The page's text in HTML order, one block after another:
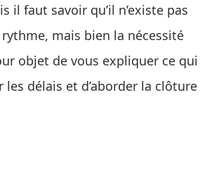
faut savoir qu’il n’existe pas
mais bien la nécessité
objet de vous expliquer ce qui
délais et d’aborder la clôture